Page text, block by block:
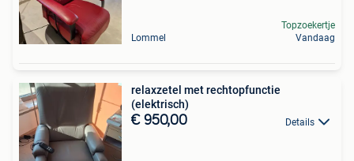
Lommel
Topzoekertje
Vandaag
relaxzetel met rechtopfunctie
(elektrisch)
€ 950,00 Details